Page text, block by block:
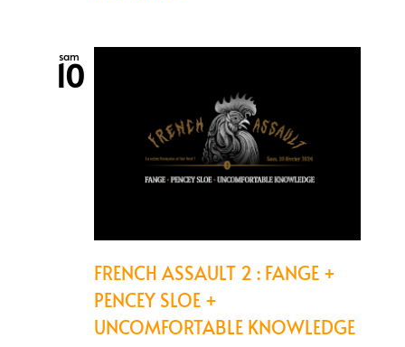
sam
10
FRENCH ASSAULT 2 : FANGE +
PENCEY SLOE +
UNCOMFORTABLE KNOWLEDGE